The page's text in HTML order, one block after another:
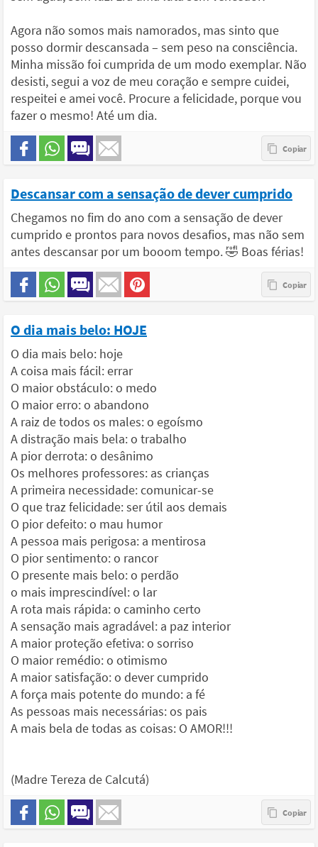
Agora não somos mais namorados, mas sinto que
posso dormir descansada – sem peso na consciência.
Minha missão foi cumprida de um modo exemplar. Não
desisti, segui a voz de meu coração e sempre cuidei,
respeitei e amei você. Procure a felicidade, porque vou
fazer o mesmo! Até um dia.
Descansar com a sensação de dever cumprido
Chegamos no fim do ano com a sensação de dever
cumprido e prontos para novos desafios, mas não sem
antes descansar por um booom tempo. 🤣 Boas férias!
O dia mais belo: HOJE
O dia mais belo: hoje
A coisa mais fácil: errar
O maior obstáculo: o medo
O maior erro: o abandono
A raiz de todos os males: o egoísmo
A distração mais bela: o trabalho
A pior derrota: o desânimo
Os melhores professores: as crianças
A primeira necessidade: comunicar-se
O que traz felicidade: ser útil aos demais
O pior defeito: o mau humor
A pessoa mais perigosa: a mentirosa
O pior sentimento: o rancor
O presente mais belo: o perdão
o mais imprescindível: o lar
A rota mais rápida: o caminho certo
A sensação mais agradável: a paz interior
A maior proteção efetiva: o sorriso
O maior remédio: o otimismo
A maior satisfação: o dever cumprido
A força mais potente do mundo: a fé
As pessoas mais necessárias: os pais
A mais bela de todas as coisas: O AMOR!!!
(Madre Tereza de Calcutá)